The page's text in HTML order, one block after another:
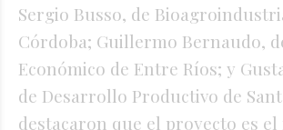
Sergio Busso, de
Córdoba; Guillermo Bernaudo,
Económico de Entre Ríos; y
de Desarrollo Productivo de
destacaron que el proyecto es